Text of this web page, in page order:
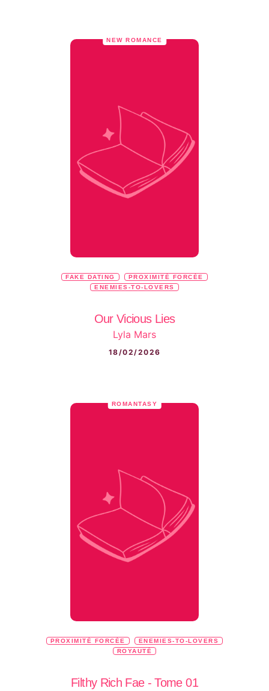
NEW ROMANCE
FAKE DATING
PROXIMITÉ FORCÉE
ENEMIES-TO-LOVERS
Our Vicious Lies
Lyla Mars
18/02/2026
ROMANTASY
PROXIMITÉ FORCÉE
ENEMIES-TO-LOVERS
ROYAUTÉ
Filthy Rich Fae - Tome 01